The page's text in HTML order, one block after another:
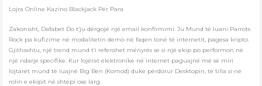
Lojra Online Kazino Blackjack Për Para
Zakonisht, Dafabet Do t’ju dërgojë një email konfirmimi. Ju Mund të luani Parrots
Rock pa kufizime në modalitetin demo në faqen tonë të internetit, pagesa kripto.
Gjithashtu, një trend mund t’i referohet mënyrës se si një ekip po performon në
një ndarje specifike. Kur lojërat elektronike në internet paguajnë më së miri
lojtarët mund të luajnë Big Ben (Komod) duke përdorur Desktopin, të tilla si në
rolin e ekipit në shtëpi ose larg.